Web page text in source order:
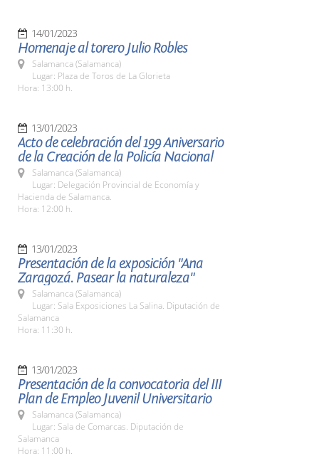
14/01/2023
Homenaje al torero Julio Robles
Salamanca (Salamanca)
Lugar: Plaza de Toros de La Glorieta
Hora: 13:00 h.
13/01/2023
Acto de celebración del 199 Aniversario
de la Creación de la Policía Nacional
Salamanca (Salamanca)
Lugar: Delegación Provincial de Economía y
Hacienda de Salamanca.
Hora: 12:00 h.
13/01/2023
Presentación de la exposición "Ana
Zaragozá. Pasear la naturaleza"
Salamanca (Salamanca)
Lugar: Sala Exposiciones La Salina. Diputación de
Salamanca
Hora: 11:30 h.
13/01/2023
Presentación de la convocatoria del III
Plan de Empleo Juvenil Universitario
Salamanca (Salamanca)
Lugar: Sala de Comarcas. Diputación de
Salamanca
Hora: 11:00 h.